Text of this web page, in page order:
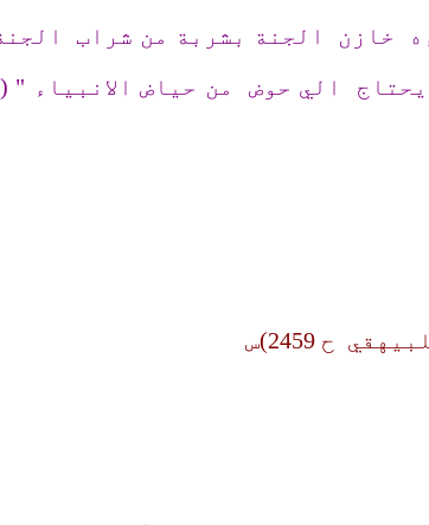
خازن الجنة بشربة من شراب
الي حوض من حياض الانبياء "